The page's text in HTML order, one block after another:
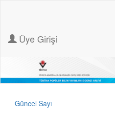
Üye Girişi
Güncel Sayı